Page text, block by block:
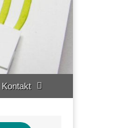
Kontakt